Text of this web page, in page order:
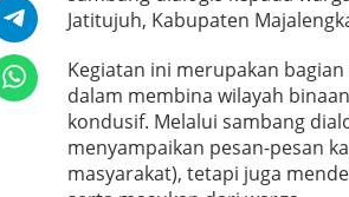
Jatitujuh, Kabupaten
Kegiatan ini merupakan
dalam membina wilayah
kondusif. Melalui sambang
menyampaikan pesan-pesan
masyarakat), tetapi juga